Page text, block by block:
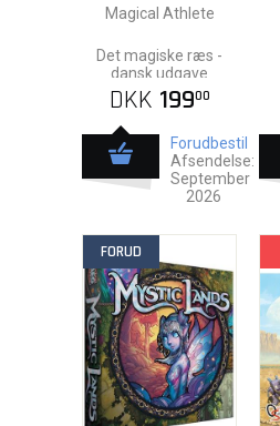
Magical Athlete
Det magiske ræs -
dansk udgave
DKK 19900
Forudbestil
Afsendelse:
September
2026
FORUD